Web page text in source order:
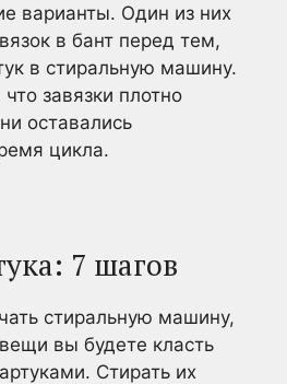
варианты. Один из них
в бант перед тем,
в стиральную машину.
завязки плотно
оставались
цикла.
7 шагов
стиральную машину,
вы будете класть
Стирать их